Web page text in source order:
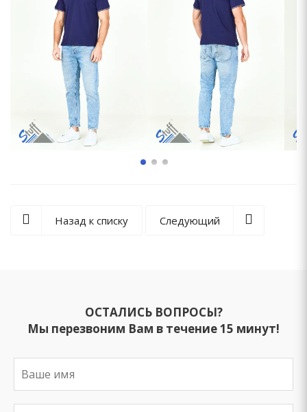
Назад к списку Следующий
ОСТАЛИСЬ ВОПРОСЫ?
Мы перезвоним Вам в течение 15 минут!